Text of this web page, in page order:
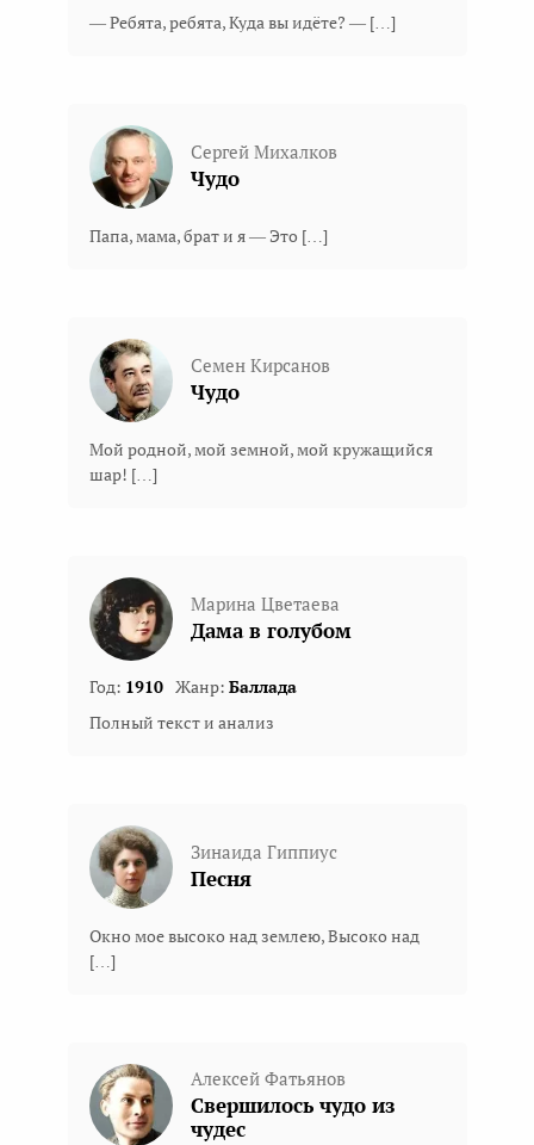
— Ребята, ребята, Куда вы идёте? — […]
Сергей Михалков
Чудо
Папа, мама, брат и я — Это […]
Семен Кирсанов
Чудо
Мой родной, мой земной, мой кружащийся
шар! […]
Марина Цветаева
Дама в голубом
Год: 1910 Жанр: Баллада
Полный текст и анализ
Зинаида Гиппиус
Песня
Окно мое высоко над землею, Высоко над
[…]
Алексей Фатьянов
Свершилось чудо из
чудес